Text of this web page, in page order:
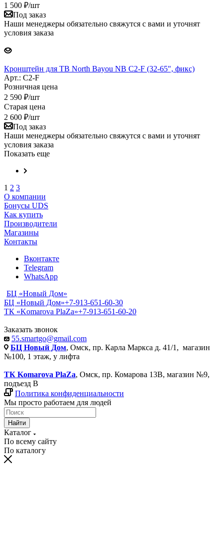
1 500 ₽/шт
Под заказ
Наши менеджеры обязательно свяжутся с вами и уточнят
условия заказа
Кронштейн для TВ North Bayou NB C2-F (32-65", фикс)
Арт.: C2-F
Розничная цена
2 590 ₽/шт
Старая цена
2 600 ₽/шт
Под заказ
Наши менеджеры обязательно свяжутся с вами и уточнят
условия заказа
Показать еще
1 2 3
О компании
Бонусы UDS
Как купить
Производители
Магазины
Контакты
Вконтакте
Telegram
WhatsApp
БЦ «Новый Дом»
БЦ «Новый Дом»+7-913-651-60-30
ТК «Komarova PlaZa»+7-913-651-60-20
Заказать звонок
55.smartgo@gmail.com
БЦ Новый Дом, Омск, пр. Карла Маркса д. 41/1, магазин
№100, 1 этаж, у лифта
ТК Komarova PlaZa, Омск, пр. Комарова 13В, магазин №9,
подъезд В
Политика конфиденциальности
Мы просто работаем для людей
Найти
Каталог
По всему сайту
По каталогу